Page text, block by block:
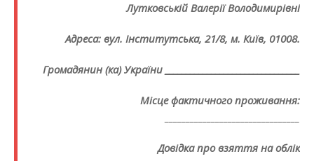
Лутковській Валерії Володимирівні
Адреса: вул. Інститутська, 21/8, м. Київ, 01008.
Громадянин (ка) України ________________________________
Місце фактичного проживання:
Довідка про взяття на облік